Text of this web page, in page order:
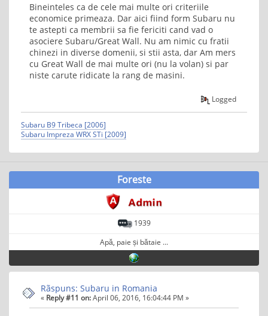
Bineinteles ca de cele mai multe ori criteriile
economice primeaza. Dar aici fiind form Subaru nu
te astepti ca membrii sa fie fericiti cand vad o
asociere Subaru/Great Wall. Nu am nimic cu fratii
chinezi in diverse domenii, si stii asta, dar Am mers
cu Great Wall de mai multe ori (nu la volan) si par
niste carute ridicate la rang de masini.
Logged
Subaru B9 Tribeca [2006]
Subaru Impreza WRX STi [2009]
Foreste
1939
Apă, paie și bătaie ...
Rãspuns: Subaru in Romania
« Reply #11 on:April 06, 2016, 16:04:44 PM »